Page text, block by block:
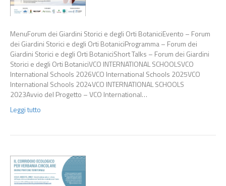
MenuForum dei Giardini Storici e degli Orti BotaniciEvento – Forum
dei Giardini Storici e degli Orti BotaniciProgramma – Forum dei
Giardini Storici e degli Orti BotaniciShort Talks – Forum dei Giardini
Storici e degli Orti BotaniciVCO INTERNATIONAL SCHOOLSVCO
International Schools 2026VCO International Schools 2025VCO
International Schools 2024VCO INTERNATIONAL SCHOOLS
2023Avvio del Progetto – VCO International…
Leggi tutto